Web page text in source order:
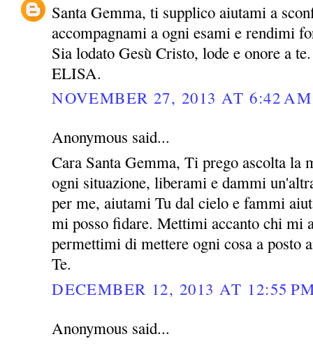
Santa Gemma, ti supplico aiutami a
accompagnami a ogni esami e rendimi
Sia lodato Gesù Cristo, lode e onore a te.
ELISA.
NOVEMBER 27, 2013 AT 6:42 AM
Anonymous said...
Cara Santa Gemma, Ti prego ascolta la
ogni situazione, liberami e dammi
per me, aiutami Tu dal cielo e fammi
mi posso fidare. Mettimi accanto chi mi
permettimi di mettere ogni cosa a posto
Te.
DECEMBER 12, 2013 AT 12:55
Anonymous said...